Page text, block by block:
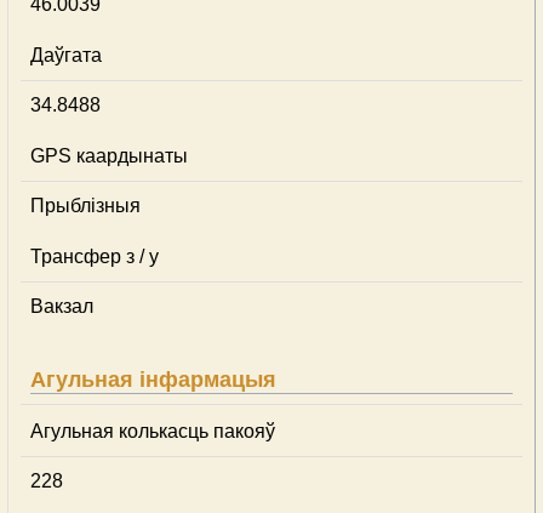
46.0039
Даўгата
34.8488
GPS каардынаты
Прыблізныя
Трансфер з / у
Вакзал
Агульная інфармацыя
Агульная колькасць пакояў
228